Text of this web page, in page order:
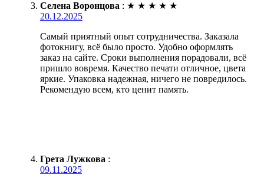
Селена Воронцова : ★ ★ ★ ★ ★
20.12.2025
Самый приятный опыт сотрудничества. Заказала
фотокнигу, всё было просто. Удобно оформлять
заказ на сайте. Сроки выполнения порадовали, всё
пришло вовремя. Качество печати отличное, цвета
яркие. Упаковка надежная, ничего не повредилось.
Рекомендую всем, кто ценит память.
Грета Лужкова :
09.11.2025